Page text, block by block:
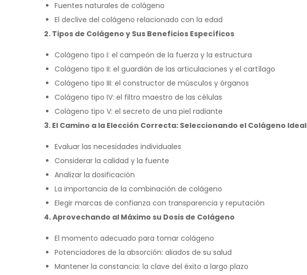
Fuentes naturales de colágeno
El declive del colágeno relacionado con la edad
2. Tipos de Colágeno y Sus Beneficios Específicos
Colágeno tipo I: el campeón de la fuerza y ​​la estructura
Colágeno tipo II: el guardián de las articulaciones y el cartílago
Colágeno tipo III: el constructor de músculos y órganos
Colágeno tipo IV: el filtro maestro de las células
Colágeno tipo V: el secreto de una piel radiante
3. El Camino a la Elección Correcta: Seleccionando el Colágeno Ideal
Evaluar las necesidades individuales
Considerar la calidad y la fuente
Analizar la dosificación
La importancia de la combinación de colágeno
Elegir marcas de confianza con transparencia y reputación
4. Aprovechando al Máximo su Dosis de Colágeno
El momento adecuado para tomar colágeno
Potenciadores de la absorción: aliados de su salud
Mantener la constancia: la clave del éxito a largo plazo